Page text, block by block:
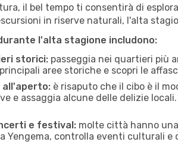
il bel tempo ti consentirà di
in riserve naturali, l'alta
l'alta stagione includono:
storici: passeggia nei quartieri più
aree storiche e scopri le
all'aperto: è risaputo che il cibo è il
e assaggia alcune delle delizie
e festival: molte città hanno
Yengema, controlla eventi culturali e